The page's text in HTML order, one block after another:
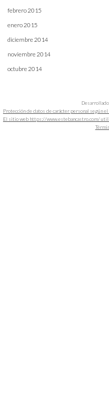
febrero 2015
enero 2015
diciembre 2014
noviembre 2014
octubre 2014
Protección de datos de carácter personal según
El sitio web https://www.estebancastro.com/